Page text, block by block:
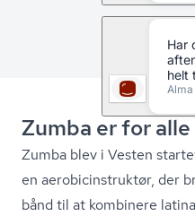
Zumba er for alle
Zumba blev i Vesten
en ae­ro­bi­cin­struk­tør, der
bånd til at kombinere